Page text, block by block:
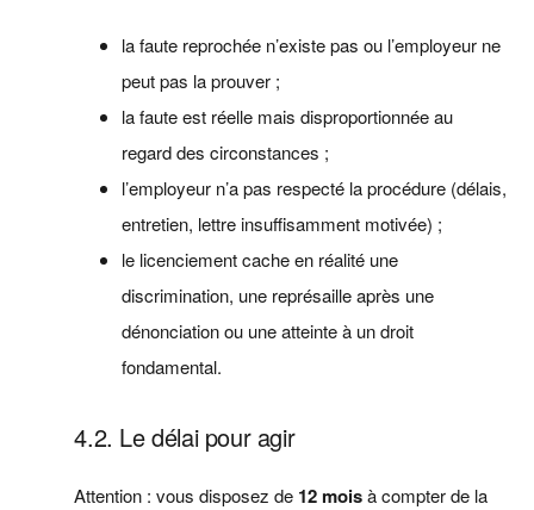
la faute reprochée n’existe pas ou l’employeur ne
peut pas la prouver ;
la faute est réelle mais disproportionnée au
regard des circonstances ;
l’employeur n’a pas respecté la procédure (délais,
entretien, lettre insuffisamment motivée) ;
le licenciement cache en réalité une
discrimination, une représaille après une
dénonciation ou une atteinte à un droit
fondamental.
4.2. Le délai pour agir
Attention : vous disposez de 12 moisà compter de la